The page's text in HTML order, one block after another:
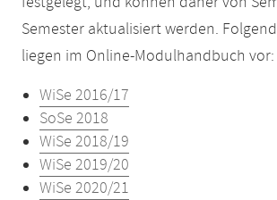
Semester aktualisiert werden.
liegen im Online-Modulhandbuch vor:
WiSe 2016/17
SoSe 2018
WiSe 2018/19
WiSe 2019/20
WiSe 2020/21